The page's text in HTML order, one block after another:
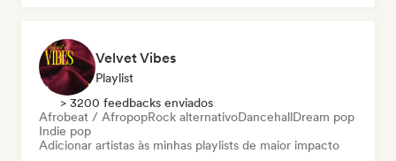
Velvet Vibes
Playlist
> 3200 feedbacks enviados
Afrobeat / AfropopRock alternativoDancehallDream pop
Indie pop
Adicionar artistas às minhas playlists de maior impacto